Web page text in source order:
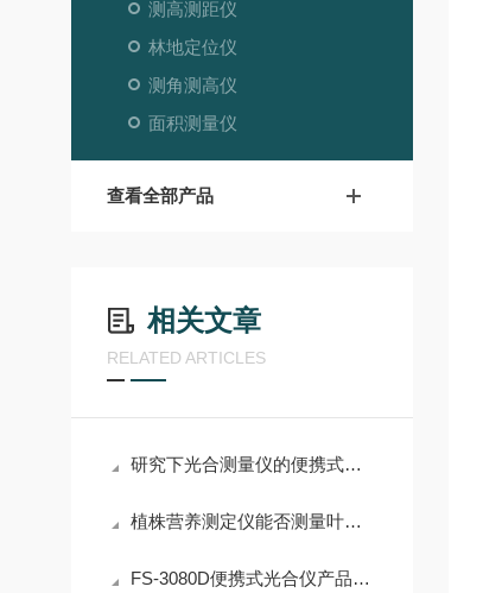
测高测距仪
林地定位仪
测角测高仪
面积测量仪
查看全部产品
相关文章
RELATED ARTICLES
研究下光合测量仪的便携式设计吧
植株营养测定仪能否测量叶片的温度？
FS-3080D便携式光合仪产品介绍